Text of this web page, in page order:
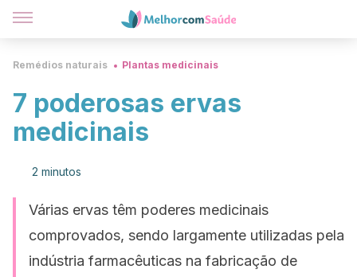
Remédios naturais Plantas medicinais
7 poderosas ervas
medicinais
2 minutos
Várias ervas têm poderes medicinais
comprovados, sendo largamente utilizadas pela
indústria farmacêuticas na fabricação de